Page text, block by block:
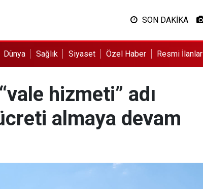
SON DAKİKA
Dünya Sağlık Siyaset Özel Haber Resmi İlanlar
hizmeti” adı
almaya devam